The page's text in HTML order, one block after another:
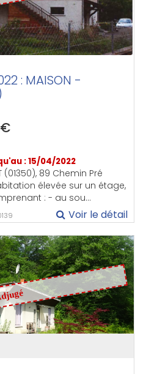
: MAISON -
€
: 15/04/2022
(01350), 89 Chemin Pré
élevée sur un étage,
: - au sou...
Voir le détail